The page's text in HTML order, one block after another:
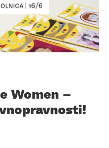
Women –